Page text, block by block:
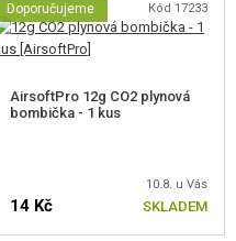
Doporučujeme Kód 17233
AirsoftPro 12g CO2 plynová
bombička - 1 kus
10.8. u Vás
14 Kč SKLADEM